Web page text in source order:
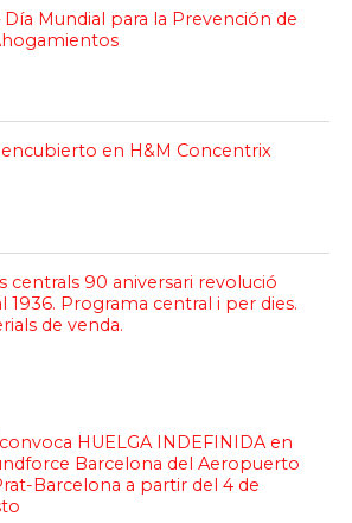
Día Mundial para la Prevención de
encubierto en H&M Concentrix
centrals 90 aniversari revolució
1936. Programa central i per dies.
de venda.
convoca HUELGA INDEFINIDA en
Barcelona del Aeropuerto
Barcelona a partir del 4 de